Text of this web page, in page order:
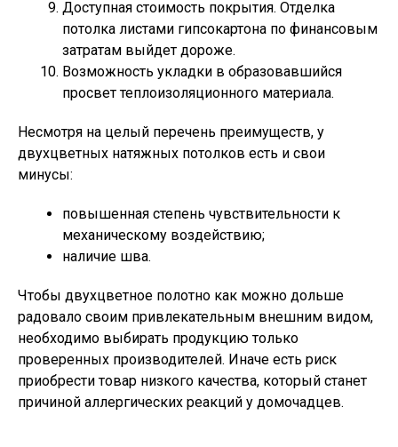
Доступная стоимость покрытия. Отделка
потолка листами гипсокартона по финансовым
затратам выйдет дороже.
Возможность укладки в образовавшийся
просвет теплоизоляционного материала.
Несмотря на целый перечень преимуществ, у
двухцветных натяжных потолков есть и свои
минусы:
повышенная степень чувствительности к
механическому воздействию;
наличие шва.
Чтобы двухцветное полотно как можно дольше
радовало своим привлекательным внешним видом,
необходимо выбирать продукцию только
проверенных производителей. Иначе есть риск
приобрести товар низкого качества, который станет
причиной аллергических реакций у домочадцев.